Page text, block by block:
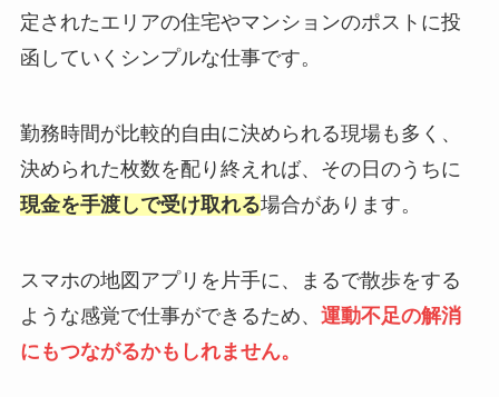
定されたエリアの住宅やマンションのポストに投
函していくシンプルな仕事です。
勤務時間が比較的自由に決められる現場も多く、
決められた枚数を配り終えれば、その日のうちに
現金を手渡しで受け取れる場合があります。
スマホの地図アプリを片手に、まるで散歩をする
ような感覚で仕事ができるため、 運動不足の解消
にもつながるかもしれません。